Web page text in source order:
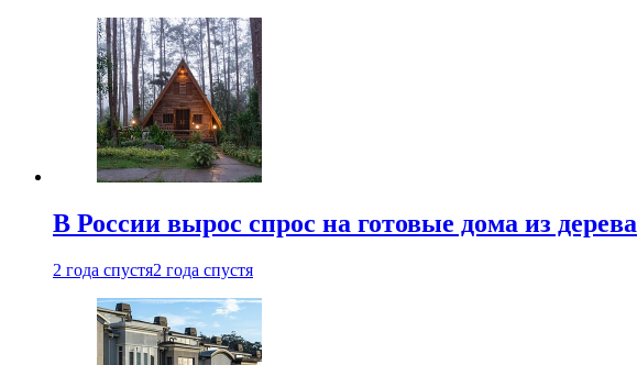
В России вырос спрос на готовые дома из дерева
2 года спустя2 года спустя